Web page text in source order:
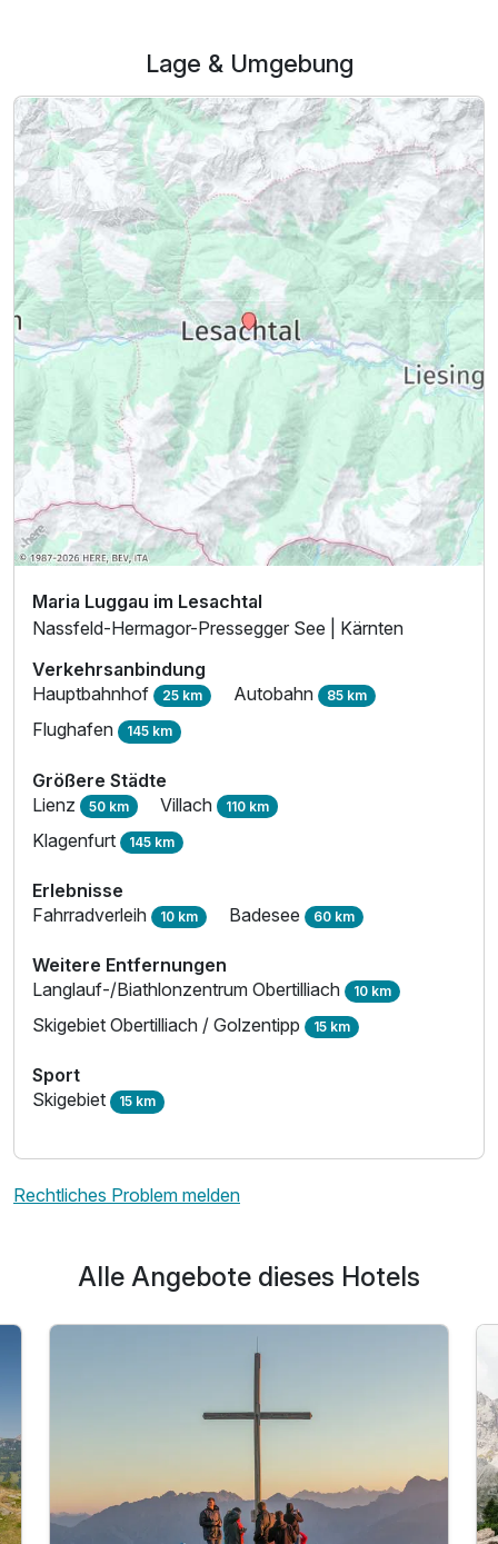
Lage & Umgebung
Maria Luggau im Lesachtal
Nassfeld-Hermagor-Pressegger See | Kärnten
Verkehrsanbindung
Hauptbahnhof 25 km Autobahn 85 km
Flughafen 145 km
Größere Städte
Lienz 50 km Villach 110 km
Klagenfurt 145 km
Erlebnisse
Fahrradverleih 10 km Badesee 60 km
Weitere Entfernungen
Langlauf-/Biathlonzentrum Obertilliach 10 km
Skigebiet Obertilliach / Golzentipp 15 km
Sport
Skigebiet 15 km
Rechtliches Problem melden
Alle Angebote dieses Hotels